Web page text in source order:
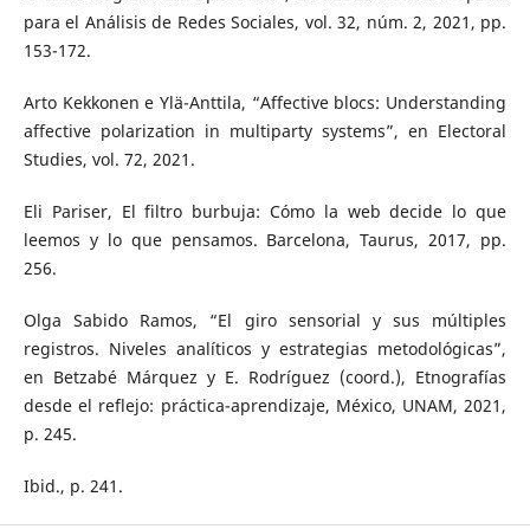
para el Análisis de Redes Sociales, vol. 32, núm. 2, 2021, pp.
153-172.
Arto Kekkonen e Ylä-Anttila, “Affective blocs: Understanding
affective polarization in multiparty systems”, en Electoral
Studies, vol. 72, 2021.
Eli Pariser, El filtro burbuja: Cómo la web decide lo que
leemos y lo que pensamos. Barcelona, Taurus, 2017, pp.
256.
Olga Sabido Ramos, “El giro sensorial y sus múltiples
registros. Niveles analíticos y estrategias metodológicas”,
en Betzabé Márquez y E. Rodríguez (coord.), Etnografías
desde el reflejo: práctica-aprendizaje, México, UNAM, 2021,
p. 245.
Ibid., p. 241.